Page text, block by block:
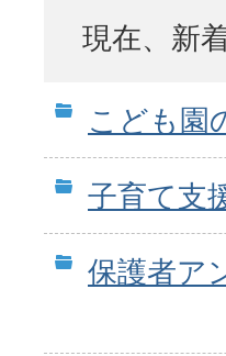
現在、新
こども園
子育て支
保護者ア